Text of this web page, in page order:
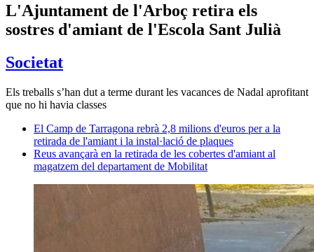
L'Ajuntament de l'Arboç retira els
sostres d'amiant de l'Escola Sant Julià
Societat
Els treballs s’han dut a terme durant les vacances de Nadal aprofitant
que no hi havia classes
El Camp de Tarragona rebrà 2,8 milions d'euros per a la
retirada de l'amiant i la instal·lació de plaques
Reus avançarà en la retirada de les cobertes d'amiant al
magatzem del departament de Mobilitat